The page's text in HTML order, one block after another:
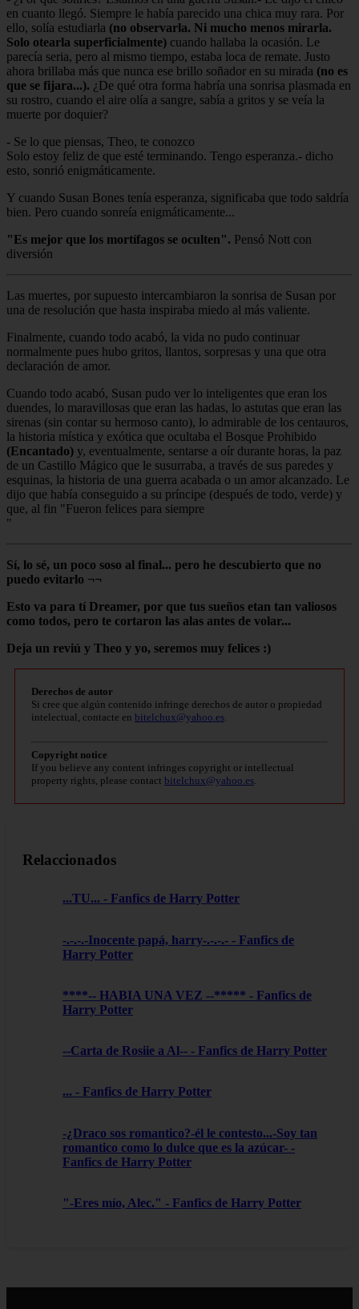
en cuanto llegó. Siempre le había parecido una chica muy rara. Por
ello, solía estudiarla (no observarla. Ni mucho menos mirarla.
Solo otearla superficialmente) cuando hallaba la ocasión. Le
parecía seria, pero al mismo tiempo, estaba loca de remate. Justo
ahora brillaba más que nunca ese brillo soñador en su mirada (no es
que se fijara...). ¿De qué otra forma habría una sonrisa plasmada en
su rostro, cuando el aire olía a sangre, sabía a gritos y se veía la
muerte por doquier?
- Se lo que piensas, Theo, te conozco
Solo estoy feliz de que esté terminando. Tengo esperanza.- dicho
esto, sonrió enigmáticamente.
Y cuando Susan Bones tenía esperanza, significaba que todo saldría
bien. Pero cuando sonreía enigmáticamente...
"Es mejor que los mortífagos se oculten". Pensó Nott con
diversión
Las muertes, por supuesto intercambiaron la sonrisa de Susan por
una de resolución que hasta inspiraba miedo al más valiente.
Finalmente, cuando todo acabó, la vida no pudo continuar
normalmente pues hubo gritos, llantos, sorpresas y una que otra
declaración de amor.
Cuando todo acabó, Susan pudo ver lo inteligentes que eran los
duendes, lo maravillosas que eran las hadas, lo astutas que eran las
sirenas (sin contar su hermoso canto), lo admirable de los centauros,
la historia mística y exótica que ocultaba el Bosque Prohibido
(Encantado) y, eventualmente, sentarse a oír durante horas, la paz
de un Castillo Mágico que le susurraba, a través de sus paredes y
esquinas, la historia de una guerra acabada o un amor alcanzado. Le
dijo que había conseguido a su príncipe (después de todo, verde) y
que, al fin "Fueron felices para siempre
"
Sí, lo sé, un poco soso al final... pero he descubierto que no
puedo evitarlo ¬¬
Esto va para tí Dreamer, por que tus sueños etan tan valiosos
como todos, pero te cortaron las alas antes de volar...
Deja un reviú y Theo y yo, seremos muy felices :)
Derechos de autor
Si cree que algún contenido infringe derechos de autor o propiedad
intelectual, contacte en bitelchux@yahoo.es
Copyright notice
If you believe any content infringes copyright or intellectual
property rights, please contact bitelchux@yahoo.es
Relaccionados
...TU... - Fanfics de Harry Potter
-.-.-.-Inocente papá, harry-.-.-.- - Fanfics de
Harry Potter
****-- HABIA UNA VEZ --***** - Fanfics de
Harry Potter
--Carta de Rosiie a Al-- - Fanfics de Harry Potter
... - Fanfics de Harry Potter
-¿Draco sos romantico?-él le contesto...-Soy tan
romantico como lo dulce que es la azúcar- -
Fanfics de Harry Potter
"-Eres mío, Alec." - Fanfics de Harry Potter